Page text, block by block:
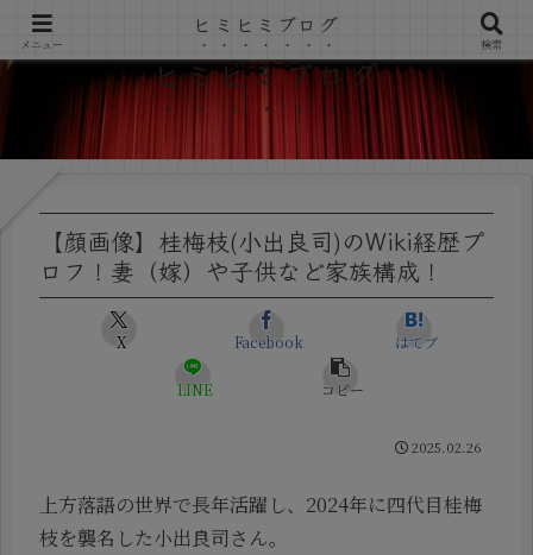
ヒミヒミブログ
【顔画像】桂梅枝(小出良司)のWiki経歴プ
ロフ！妻（嫁）や子供など家族構成！
X Facebook はてブ
LINE コピー
2025.02.26
上方落語の世界で長年活躍し、2024年に四代目桂梅
枝を襲名した小出良司さん。
メニュー
ヒミヒミブログ
検索